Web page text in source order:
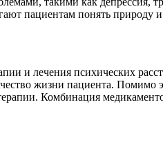
пациентам понять природу
и лечения психических
жизни пациента.
Комбинация